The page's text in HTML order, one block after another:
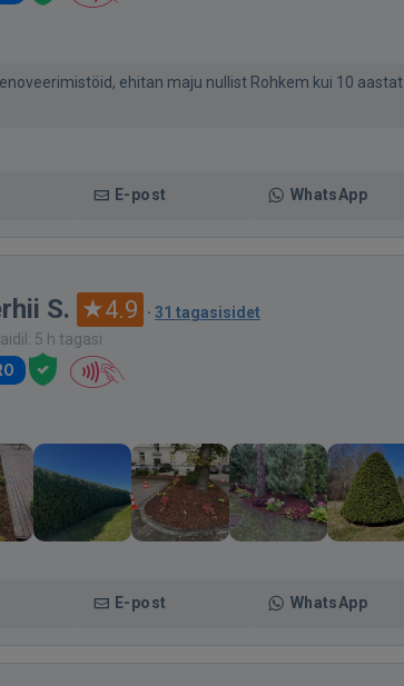
ehitan maju nullist Rohkem kui 10 aastat
E-post WhatsApp
S. 4.9 · 31 tagasisidet
5 h tagasi
E-post WhatsApp